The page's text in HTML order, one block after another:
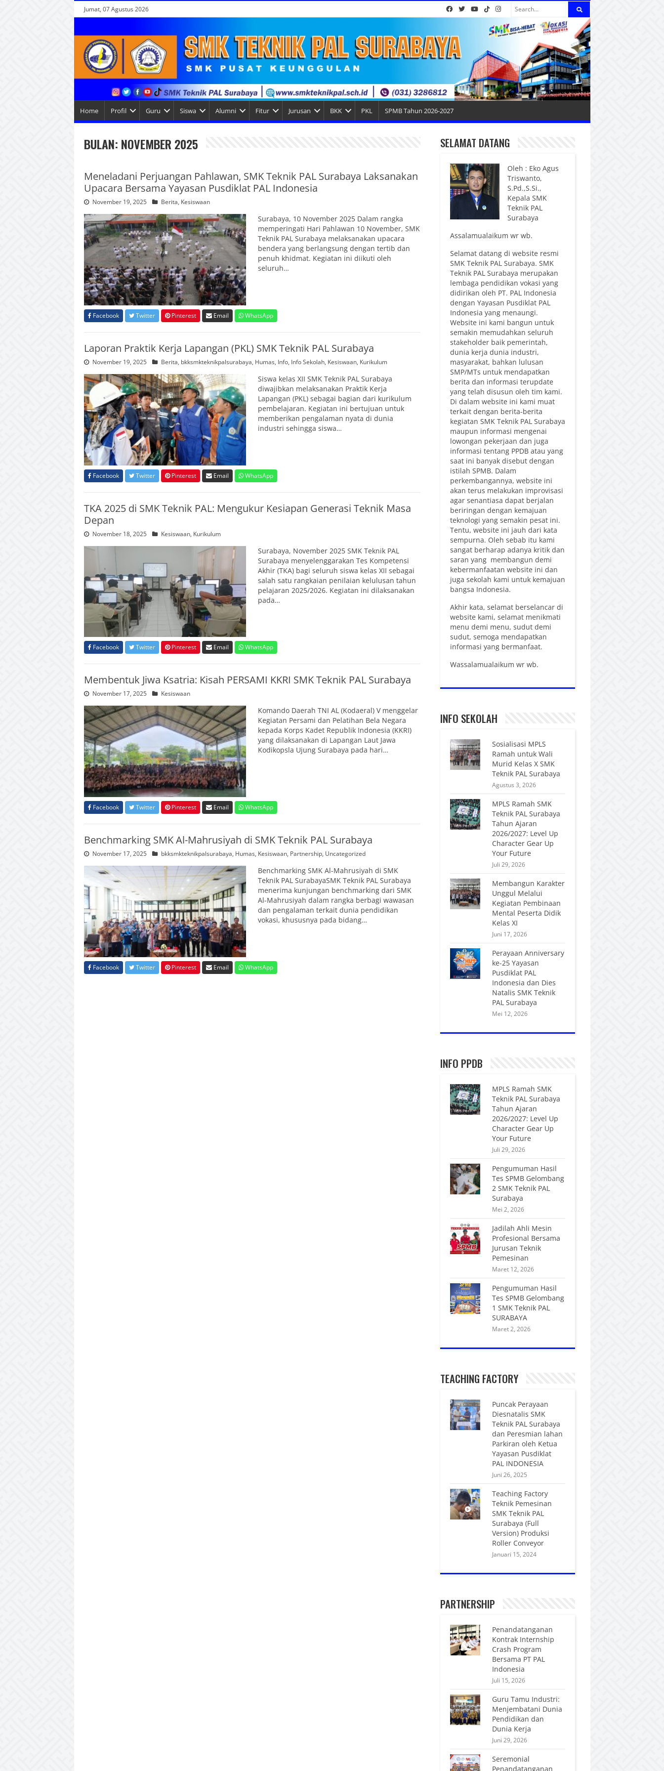
Jumat, 07 Agustus 2026
Home Profil Guru Siswa Alumni Fitur Jurusan BKK PKL SPMB Tahun 2026-2027
BULAN: NOVEMBER 2025
Meneladani Perjuangan Pahlawan, SMK Teknik PAL Surabaya Laksanakan
Upacara Bersama Yayasan Pusdiklat PAL Indonesia
November 19, 2025 Berita, Kesiswaan
Surabaya, 10 November 2025 Dalam rangka
memperingati Hari Pahlawan 10 November, SMK
Teknik PAL Surabaya melaksanakan upacara
bendera yang berlangsung dengan tertib dan
penuh khidmat. Kegiatan ini diikuti oleh
seluruh…
Facebook Twitter Pinterest Email WhatsApp
Laporan Praktik Kerja Lapangan (PKL) SMK Teknik PAL Surabaya
November 19, 2025 Berita, bkksmkteknikpalsurabaya, Humas, Info, Info Sekolah, Kesiswaan, Kurikulum
Siswa kelas XII SMK Teknik PAL Surabaya
diwajibkan melaksanakan Praktik Kerja
Lapangan (PKL) sebagai bagian dari kurikulum
pembelajaran. Kegiatan ini bertujuan untuk
memberikan pengalaman nyata di dunia
industri sehingga siswa…
Facebook Twitter Pinterest Email WhatsApp
TKA 2025 di SMK Teknik PAL: Mengukur Kesiapan Generasi Teknik Masa
Depan
November 18, 2025 Kesiswaan, Kurikulum
Surabaya, November 2025 SMK Teknik PAL
Surabaya menyelenggarakan Tes Kompetensi
Akhir (TKA) bagi seluruh siswa kelas XII sebagai
salah satu rangkaian penilaian kelulusan tahun
pelajaran 2025/2026. Kegiatan ini dilaksanakan
pada…
Facebook Twitter Pinterest Email WhatsApp
Membentuk Jiwa Ksatria: Kisah PERSAMI KKRI SMK Teknik PAL Surabaya
November 17, 2025 Kesiswaan
Komando Daerah TNI AL (Kodaeral) V menggelar
Kegiatan Persami dan Pelatihan Bela Negara
kepada Korps Kadet Republik Indonesia (KKRI)
yang dilaksanakan di Lapangan Laut Jawa
Kodikopsla Ujung Surabaya pada hari…
Facebook Twitter Pinterest Email WhatsApp
Benchmarking SMK Al-Mahrusiyah di SMK Teknik PAL Surabaya
November 17, 2025 bkksmkteknikpalsurabaya, Humas, Kesiswaan, Partnership, Uncategorized
Benchmarking SMK Al-Mahrusiyah di SMK
Teknik PAL SurabayaSMK Teknik PAL Surabaya
menerima kunjungan benchmarking dari SMK
Al-Mahrusiyah dalam rangka berbagi wawasan
dan pengalaman terkait dunia pendidikan
vokasi, khususnya pada bidang…
Facebook Twitter Pinterest Email WhatsApp
SELAMAT DATANG
Oleh : Eko Agus
Triswanto,
S.Pd.,S.Si.,
Kepala SMK
Teknik PAL
Surabaya
Assalamualaikum wr wb.
Selamat datang di website resmi
SMK Teknik PAL Surabaya. SMK
Teknik PAL Surabaya merupakan
lembaga pendidikan vokasi yang
didirikan oleh PT. PAL Indonesia
dengan Yayasan Pusdiklat PAL
Indonesia yang menaungi.
Website ini kami bangun untuk
semakin memudahkan seluruh
stakeholder baik pemerintah,
dunia kerja dunia industri,
masyarakat, bahkan lulusan
SMP/MTs untuk mendapatkan
berita dan informasi terupdate
yang telah disusun oleh tim kami.
Di dalam website ini kami muat
terkait dengan berita-berita
kegiatan SMK Teknik PAL Surabaya
maupun informasi mengenai
lowongan pekerjaan dan juga
informasi tentang PPDB atau yang
saat ini banyak disebut dengan
istilah SPMB. Dalam
perkembangannya, website ini
akan terus melakukan improvisasi
agar senantiasa dapat berjalan
beriringan dengan kemajuan
teknologi yang semakin pesat ini.
Tentu, website ini jauh dari kata
sempurna. Oleh sebab itu kami
sangat berharap adanya kritik dan
saran yang membangun demi
kebermanfaatan website ini dan
juga sekolah kami untuk kemajuan
bangsa Indonesia.
Akhir kata, selamat berselancar di
website kami, selamat menikmati
menu demi menu, sudut demi
sudut, semoga mendapatkan
informasi yang bermanfaat.
Wassalamualaikum wr wb.
INFO SEKOLAH
Sosialisasi MPLS
Ramah untuk Wali
Murid Kelas X SMK
Teknik PAL Surabaya
Agustus 3, 2026
MPLS Ramah SMK
Teknik PAL Surabaya
Tahun Ajaran
2026/2027: Level Up
Character Gear Up
Your Future
Juli 29, 2026
Membangun Karakter
Unggul Melalui
Kegiatan Pembinaan
Mental Peserta Didik
Kelas XI
Juni 17, 2026
Perayaan Anniversary
ke-25 Yayasan
Pusdiklat PAL
Indonesia dan Dies
Natalis SMK Teknik
PAL Surabaya
Mei 12, 2026
INFO PPDB
MPLS Ramah SMK
Teknik PAL Surabaya
Tahun Ajaran
2026/2027: Level Up
Character Gear Up
Your Future
Juli 29, 2026
Pengumuman Hasil
Tes SPMB Gelombang
2 SMK Teknik PAL
Surabaya
Mei 2, 2026
Jadilah Ahli Mesin
Profesional Bersama
Jurusan Teknik
Pemesinan
Maret 12, 2026
Pengumuman Hasil
Tes SPMB Gelombang
1 SMK Teknik PAL
SURABAYA
Maret 2, 2026
TEACHING FACTORY
Puncak Perayaan
Diesnatalis SMK
Teknik PAL Surabaya
dan Peresmian lahan
Parkiran oleh Ketua
Yayasan Pusdiklat
PAL INDONESIA
Juni 26, 2025
Teaching Factory
Teknik Pemesinan
SMK Teknik PAL
Surabaya (Full
Version) Produksi
Roller Conveyor
Januari 15, 2024
PARTNERSHIP
Penandatanganan
Kontrak Internship
Crash Program
Bersama PT PAL
Indonesia
Juli 15, 2026
Guru Tamu Industri:
Menjembatani Dunia
Pendidikan dan
Dunia Kerja
Juni 29, 2026
Seremonial
Penandatanganan